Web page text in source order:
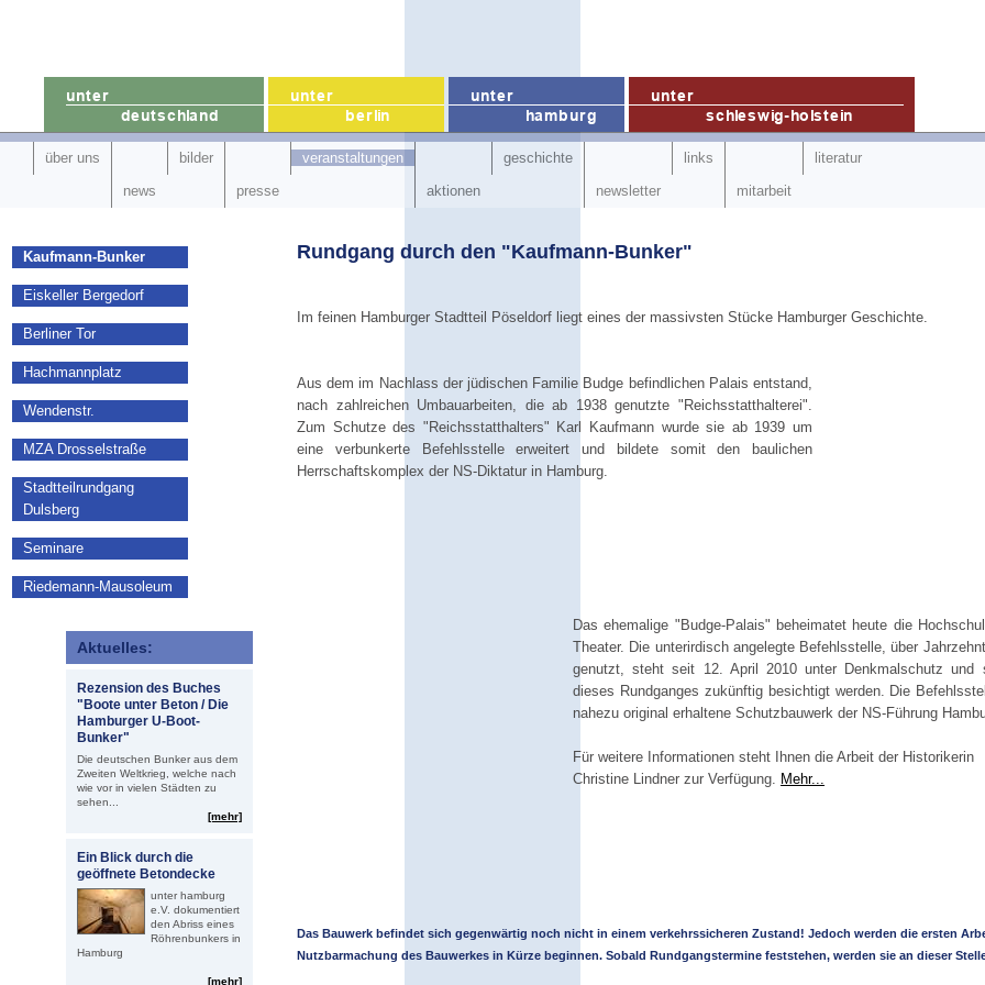
über uns
news
bilder
presse
veranstaltungen
aktionen
geschichte
newsletter
links
mitarbeit
literatur
Kaufmann-Bunker
Eiskeller Bergedorf
Berliner Tor
Hachmannplatz
Wendenstr.
MZA Drosselstraße
Stadtteilrundgang
Dulsberg
Seminare
Riedemann-Mausoleum
Aktuelles:
Rezension des Buches
"Boote unter Beton / Die
Hamburger U-Boot-
Bunker"
Die deutschen Bunker aus dem
Zweiten Weltkrieg, welche nach
wie vor in vielen Städten zu
sehen...
[mehr]
Ein Blick durch die
geöffnete Betondecke
unter hamburg
e.V. dokumentiert
den Abriss eines
Röhrenbunkers in
Hamburg
[mehr]
Rundgang durch den "Kaufmann-Bunker"
Im feinen Hamburger Stadtteil Pöseldorf liegt eines der massivsten Stücke Hamburger Geschichte.
Aus dem im Nachlass der jüdischen Familie Budge befindlichen Palais entstand,
nach zahlreichen Umbauarbeiten, die ab 1938 genutzte "Reichsstatthalterei".
Zum Schutze des "Reichsstatthalters" Karl Kaufmann wurde sie ab 1939 um
eine verbunkerte Befehlsstelle erweitert und bildete somit den baulichen
Herrschaftskomplex der NS-Diktatur in Hamburg.
Das ehemalige "Budge-Palais" beheimatet heute die
Theater. Die unterirdisch angelegte Befehlsstelle, über
genutzt, steht seit 12. April 2010 unter Denkmalschutz und
dieses Rundganges zukünftig besichtigt werden. Die
nahezu original erhaltene Schutzbauwerk der NS-Führung
Für weitere Informationen steht Ihnen die Arbeit der Historikerin
Christine Lindner zur Verfügung. Mehr...
Das Bauwerk befindet sich gegenwärtig noch nicht in einem verkehrssicheren Zustand! Jedoch werden die ersten
Nutzbarmachung des Bauwerkes in Kürze beginnen. Sobald Rundgangstermine feststehen, werden sie an dieser